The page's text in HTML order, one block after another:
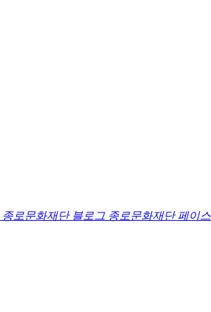
종로문화재단 블로그 종로문화재단 페이